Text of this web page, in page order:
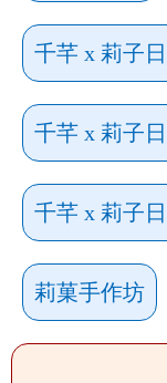
千芊 x 莉子
千芊 x 莉子
千芊 x 莉子
莉菓手作坊